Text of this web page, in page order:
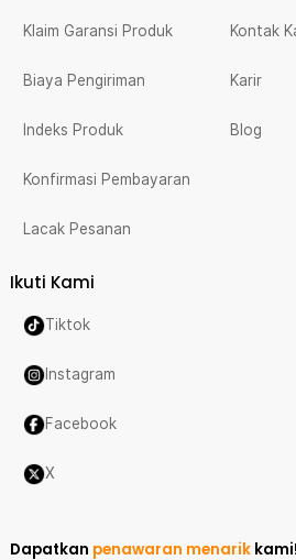
Klaim Garansi Produk
Biaya Pengiriman
Indeks Produk
Konfirmasi Pembayaran
Lacak Pesanan
Kontak
Karir
Blog
Ikuti Kami
Tiktok
Instagram
Facebook
X
Dapatkan penawaran menarik kami!